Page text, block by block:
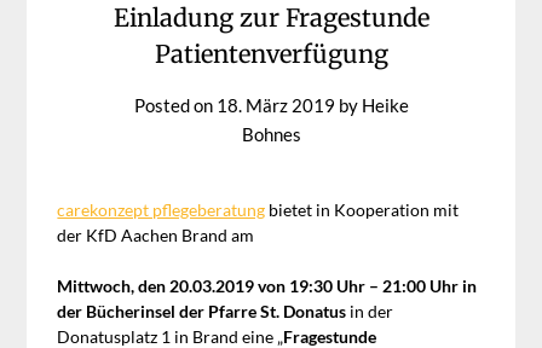
Einladung zur Fragestunde
Patientenverfügung
Posted on 18. März 2019 by Heike
Bohnes
carekonzept pflegeberatung bietet in Kooperation mit
der KfD Aachen Brand am
Mittwoch, den 20.03.2019 von 19:30 Uhr – 21:00 Uhr in
der Bücherinsel der Pfarre St. Donatus in der
Donatusplatz 1 in Brand eine „Fragestunde